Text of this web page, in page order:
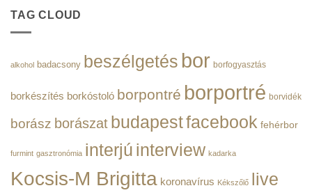
Zrt.
Szellemi
BorPortré
TAG CLOUD
alkohol badacsony beszélgetés bor borfogyasztás
borkészítés borkóstoló borpontré borportré borvidék
borász borászat budapestfacebook fehérbor
furmint gasztronómia interjú interview kadarka
Kocsis-M Brigitta koronavírus Kékszőlő live